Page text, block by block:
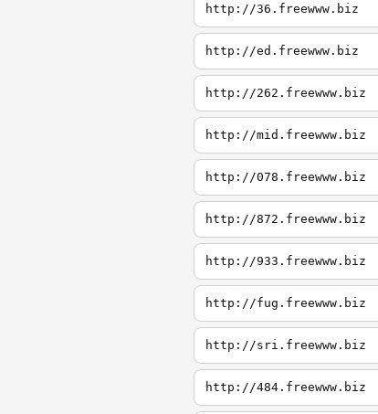
http://36.freewww.biz
http://ed.freewww.biz
http://262.freewww.biz
http://mid.freewww.biz
http://078.freewww.biz
http://872.freewww.biz
http://933.freewww.biz
http://fug.freewww.biz
http://sri.freewww.biz
http://484.freewww.biz